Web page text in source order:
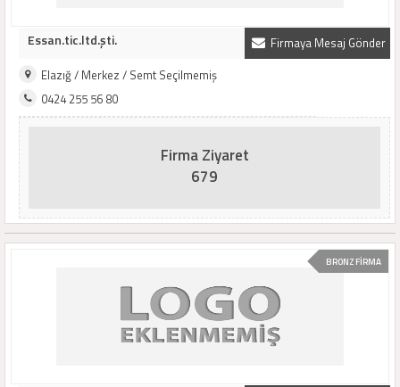
Firmaya Mesaj Gönder
Essan.tic.ltd.şti.
Elazığ / Merkez / Semt Seçilmemiş
0424 255 56 80
Firma Ziyaret
679
BRONZ FİRMA